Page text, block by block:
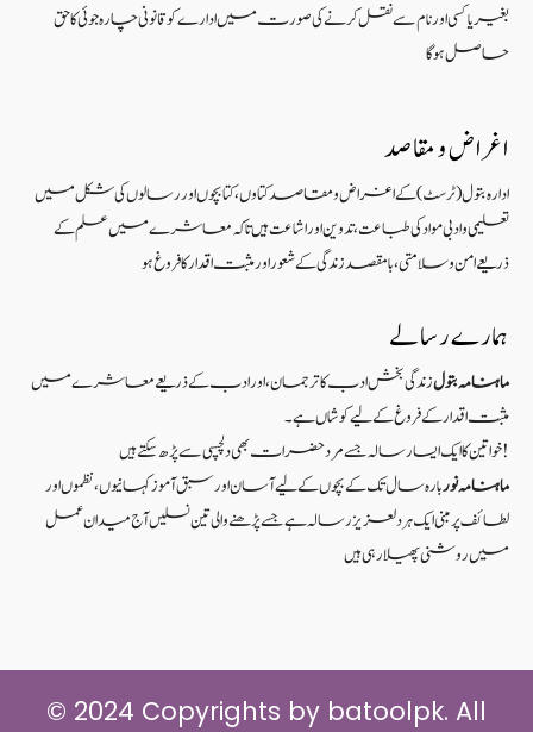
بغیر یا کسی اور نام سے نقل کرنے کی صورت میں ادارے کو قانونی چارہ جوئی کا حق
حاصل ہو گا
اغراض و مقاصد
ادارہ بتول (ٹرسٹ) کے اغراض و مقاصد کتاوں ، کتابچوں اور رسالوں کی شکل میں
تعلیمی و ادبی مواد کی طباعت، تدوین اور اشاعت ہیں تاکہ معاشرے میں علم کے
ذریعےامن و سلامتی ، بامقصد زندگی کے شعوراورمثبت اقدار کا فروغ ہو
ہمارے رسالے
ماہنامہ بتولزندگی بخش ادب کا ترجمان، اور ادب کے ذریعے معاشرے میں
مثبت اقدار کے فروغ کے لیے کوشاں ہے۔
خواتین کا ایک ایسا رسالہ جسے مرد حضرات بھی دلچسپی سے پڑھ سکتے ہیں!
ماہنامہ نوربارہ سال تک کے بچوں کے لیے آسان اور سبق آموزکہانیوں ،نظموں اور
لطائف پر مبنی ایک ہر دلعزیز رسالہ ہے جسے پڑھنے والی تین نسلیں آج میدان عمل
میں روشنی پھیلا رہی ہیں
© 2024 Copyrights by batoolpk. All